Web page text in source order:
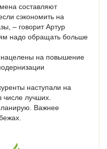
составляют
сэкономить на
– говорит Артур
надо обращать больше
нацелены на повышение
наступали на
лучших.
Важнее